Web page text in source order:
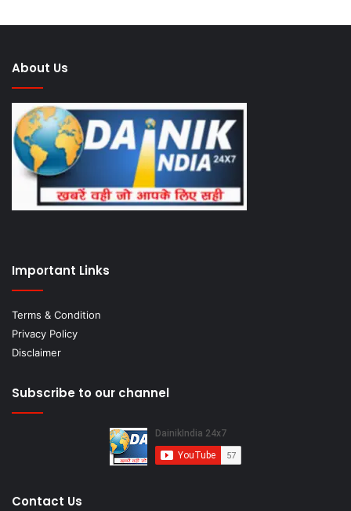
About Us
Important Links
Terms & Condition
Privacy Policy
Disclaimer
Subscribe to our channel
Contact Us